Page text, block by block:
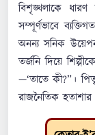
বিশৃঙ্খলাকে
সম্পূর্ণভাবে
অনন্য সনিক
তর্জনি দিয়ে
—‘তাতে কী?”।
রাজনৈতিক